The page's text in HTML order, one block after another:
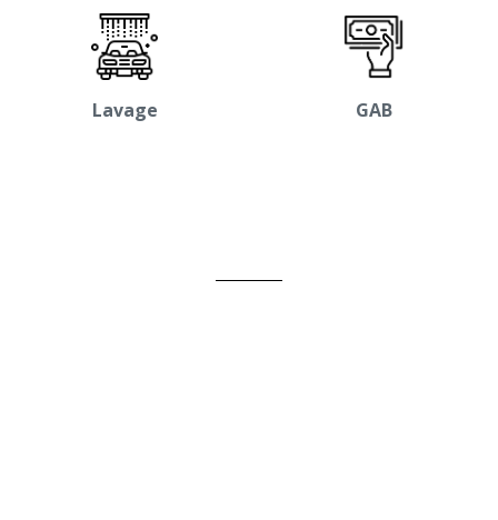
Lavage GAB